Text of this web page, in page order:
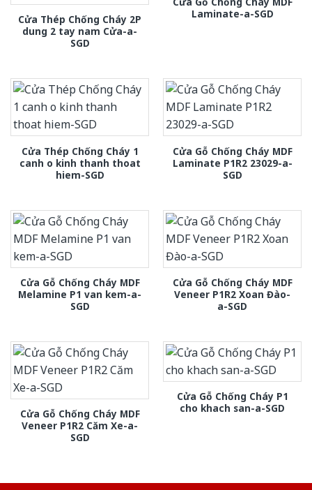
Cửa Thép Chống Cháy 2P
dung 2 tay nam Cửa-a-
SGD
Laminate-a-SGD
Cửa Thép Chống Cháy 1
canh o kinh thanh thoat
hiem-SGD
Cửa Gỗ Chống Cháy MDF
Laminate P1R2 23029-a-
SGD
Cửa Gỗ Chống Cháy MDF
Melamine P1 van kem-a-
SGD
Cửa Gỗ Chống Cháy MDF
Veneer P1R2 Xoan Đào-
a-SGD
Cửa Gỗ Chống Cháy MDF
Veneer P1R2 Căm Xe-a-
SGD
Cửa Gỗ Chống Cháy P1
cho khach san-a-SGD